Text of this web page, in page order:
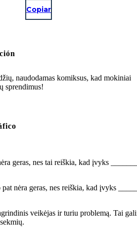
Copiar
naudodamas komiksus, kad mokiniai
sprendimus!
geras, nes tai reiškia, kad įvyks
nėra geras, nes reiškia, kad įvyks
veikėjas ir turiu problemą. Tai